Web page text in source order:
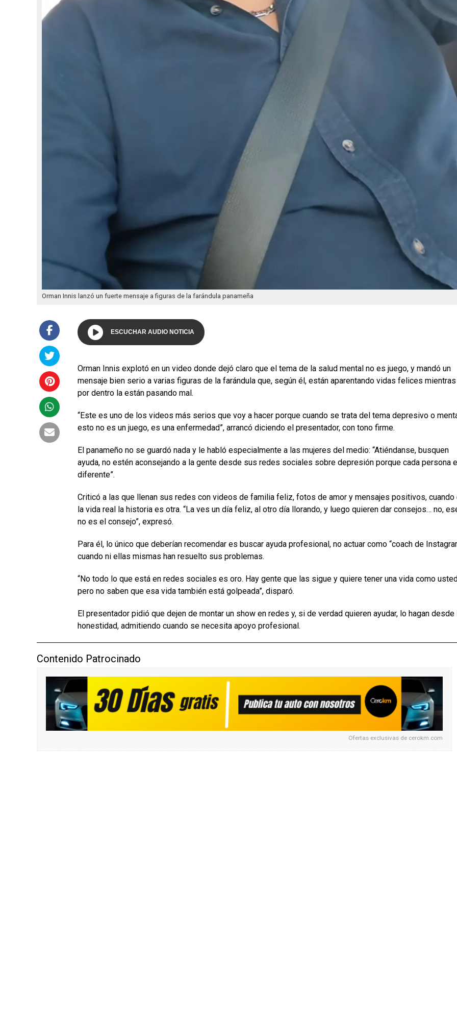
Orman Innis lanzó un fuerte mensaje a figuras de la farándula panameña
ESCUCHAR AUDIO NOTICIA
Orman Innis explotó en un video donde dejó claro que el tema de la salud mental no es juego, y mandó un
mensaje bien serio a varias figuras de la farándula que, según él, están aparentando vidas felices mientras
por dentro la están pasando mal.
“Este es uno de los videos más serios que voy a hacer porque cuando se trata del tema depresivo o
esto no es un juego, es una enfermedad”, arrancó diciendo el presentador, con tono firme.
El panameño no se guardó nada y le habló especialmente a las mujeres del medio: “Atiéndanse, busquen
ayuda, no estén aconsejando a la gente desde sus redes sociales sobre depresión porque cada persona
diferente”.
Criticó a las que llenan sus redes con videos de familia feliz, fotos de amor y mensajes positivos, cuando
la vida real la historia es otra. “La ves un día feliz, al otro día llorando, y luego quieren dar consejos… no,
no es el consejo”, expresó.
Para él, lo único que deberían recomendar es buscar ayuda profesional, no actuar como “coach de
cuando ni ellas mismas han resuelto sus problemas.
“No todo lo que está en redes sociales es oro. Hay gente que las sigue y quiere tener una vida como
pero no saben que esa vida también está golpeada”, disparó.
El presentador pidió que dejen de montar un show en redes y, si de verdad quieren ayudar, lo hagan desde
honestidad, admitiendo cuando se necesita apoyo profesional.
Contenido Patrocinado
Ofertas exclusivas de cerokm.com